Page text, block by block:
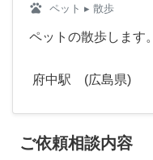
pets ペット ▸ 散歩
ペットの散歩します。
府中駅 (広島県)
ご依頼相談内容